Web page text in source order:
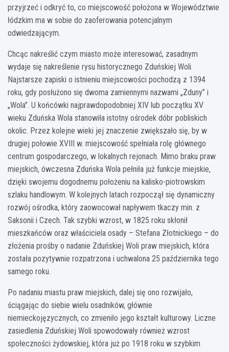
przyjrzeć i odkryć to, co miejscowość położona w Województwie
łódzkim ma w sobie do zaoferowania potencjalnym
odwiedzającym.
Chcąc nakreślić czym miasto może interesować, zasadnym
wydaje się nakreślenie rysu historycznego Zduńskiej Woli.
Najstarsze zapiski o istnieniu miejscowości pochodzą z 1394
roku, gdy posłużono się dwoma zamiennymi nazwami „Zduny” i
„Wola”. U końcówki najprawdopodobniej XIV lub początku XV
wieku Zduńska Wola stanowiła istotny ośrodek dóbr pobliskich
okolic. Przez kolejne wieki jej znaczenie zwiększało się, by w
drugiej połowie XVIII w. miejscowość spełniała rolę głównego
centrum gospodarczego, w lokalnych rejonach. Mimo braku praw
miejskich, ówczesna Zduńska Wola pełniła już funkcje miejskie,
dzięki swojemu dogodnemu położeniu na kalisko-piotrowskim
szlaku handlowym. W kolejnych latach rozpoczął się dynamiczny
rozwój ośrodka, który zaowocował napływem tkaczy min. z
Saksonii i Czech. Tak szybki wzrost, w 1825 roku skłonił
mieszkańców oraz właściciela osady – Stefana Złotnickiego – do
złożenia prośby o nadanie Zduńskiej Woli praw miejskich, która
została pozytywnie rozpatrzona i uchwalona 25 października tego
samego roku.
Po nadaniu miastu praw miejskich, dalej się ono rozwijało,
ściągając do siebie wielu osadników, głównie
niemieckojęzycznych, co zmieniło jego kształt kulturowy. Liczne
zasiedlenia Zduńskiej Woli spowodowały również wzrost
społeczności żydowskiej, która już po 1918 roku w szybkim